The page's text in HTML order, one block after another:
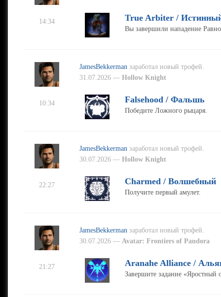
14:34 True Arbiter /
Вы завершили нападение
JamesBekkerman заработал новый трофей.
31.07.2026 —Hollow Knight
10:34 Falsehood / Фальшь
Победите Ложного рыцаря.
JamesBekkerman заработал новый трофей.
30.07.2026 —Hollow Knight
22:27 Charmed / Волшебный
Получите первый амулет.
JamesBekkerman заработал новый трофей.
30.07.2026 —Avatar: Frontiers of Pandora
21:27 Aranahe Alliance /
Завершите задание «Яростный